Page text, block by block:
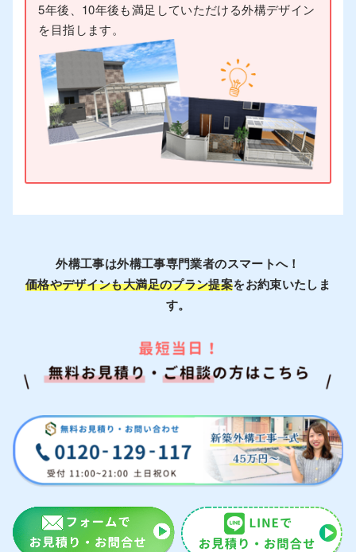
5年後、10年後も満足していただける外構デザイン
を目指します。
外構工事は外構工事専門業者のスマートへ！
価格やデザインも大満足のプラン提案をお約束いたしま
す。